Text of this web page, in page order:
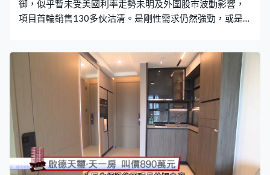
御，似乎暫未受美國利率走勢未明及外圍股市波動影響，
項目首輪銷售130多伙沽清。是剛性需求仍然強勁，或是